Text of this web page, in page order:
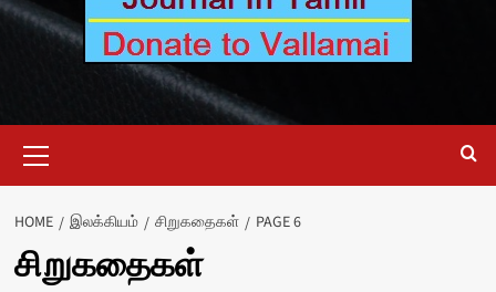
Menu
HOME இலக்கியம் சிறுகதைகள் PAGE 6
சிறுகதைகள்